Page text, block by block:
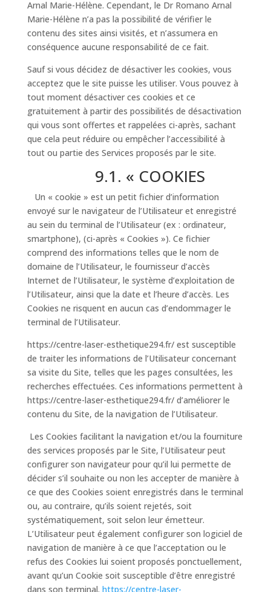
Arnal Marie-Hélène. Cependant, le Dr Romano Arnal
Marie-Hélène n’a pas la possibilité de vérifier le
contenu des sites ainsi visités, et n’assumera en
conséquence aucune responsabilité de ce fait.
Sauf si vous décidez de désactiver les cookies, vous
acceptez que le site puisse les utiliser. Vous pouvez à
tout moment désactiver ces cookies et ce
gratuitement à partir des possibilités de désactivation
qui vous sont offertes et rappelées ci-après, sachant
que cela peut réduire ou empêcher l’accessibilité à
tout ou partie des Services proposés par le site.
9.1. « COOKIES
Un « cookie » est un petit fichier d’information
envoyé sur le navigateur de l’Utilisateur et enregistré
au sein du terminal de l’Utilisateur (ex : ordinateur,
smartphone), (ci-après « Cookies »). Ce fichier
comprend des informations telles que le nom de
domaine de l’Utilisateur, le fournisseur d’accès
Internet de l’Utilisateur, le système d’exploitation de
l’Utilisateur, ainsi que la date et l’heure d’accès. Les
Cookies ne risquent en aucun cas d’endommager le
terminal de l’Utilisateur.
https://centre-laser-esthetique294.fr/ est susceptible
de traiter les informations de l’Utilisateur concernant
sa visite du Site, telles que les pages consultées, les
recherches effectuées. Ces informations permettent à
https://centre-laser-esthetique294.fr/ d’améliorer le
contenu du Site, de la navigation de l’Utilisateur.
Les Cookies facilitant la navigation et/ou la fourniture
des services proposés par le Site, l’Utilisateur peut
configurer son navigateur pour qu’il lui permette de
décider s’il souhaite ou non les accepter de manière à
ce que des Cookies soient enregistrés dans le terminal
ou, au contraire, qu’ils soient rejetés, soit
systématiquement, soit selon leur émetteur.
L’Utilisateur peut également configurer son logiciel de
navigation de manière à ce que l’acceptation ou le
refus des Cookies lui soient proposés ponctuellement,
avant qu’un Cookie soit susceptible d’être enregistré
dans son terminal. https://centre-laser-